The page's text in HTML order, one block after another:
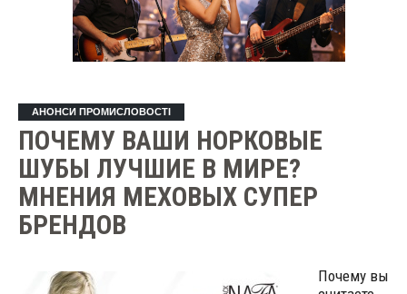
АНОНСИ ПРОМИСЛОВОСТІ
ПОЧЕМУ ВАШИ НОРКОВЫЕ
ШУБЫ ЛУЧШИЕ В МИРЕ?
МНЕНИЯ МЕХОВЫХ СУПЕР
БРЕНДОВ
Почему вы